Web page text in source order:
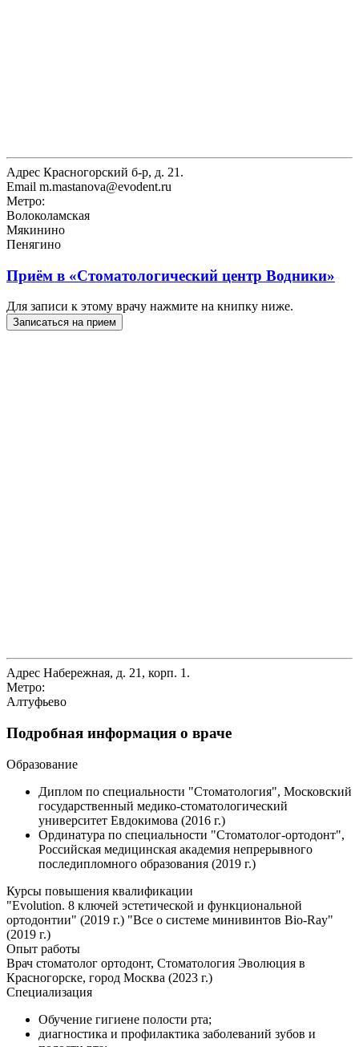
Адрес Красногорский б-р, д. 21.
Email m.mastanova@evodent.ru
Метро:
Волоколамская
Мякинино
Пенягино
Приём в «Стоматологический центр Водники»
Для записи к этому врачу нажмите на книпку ниже.
Записаться на прием
Адрес Набережная, д. 21, корп. 1.
Метро:
Алтуфьево
Подробная информация о враче
Образование
Диплом по специальности "Стоматология", Московский
государственный медико-стоматологический
университет Евдокимова (2016 г.)
Ординатура по специальности "Стоматолог-ортодонт",
Российская медицинская академия непрерывного
последипломного образования (2019 г.)
Курсы повышения квалификации
"Evolution. 8 ключей эстетической и функциональной
ортодонтии" (2019 г.) "Все о системе минивинтов Bio-Ray"
(2019 г.)
Опыт работы
Врач стоматолог ортодонт, Стоматология Эволюция в
Красногорске, город Москва (2023 г.)
Специализация
Обучение гигиене полости рта;
диагностика и профилактика заболеваний зубов и